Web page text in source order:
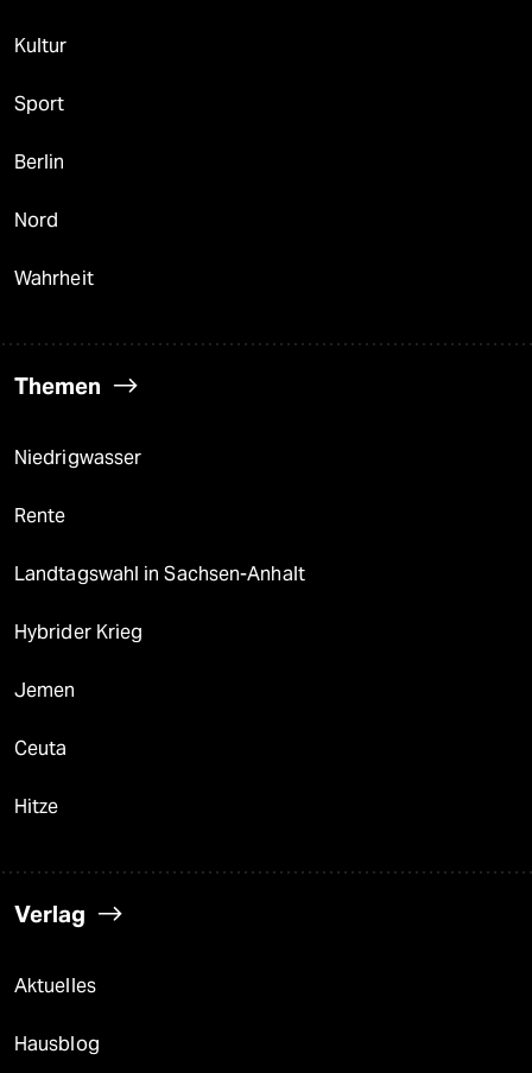
Kultur
Sport
Berlin
Nord
Wahrheit
Themen
Niedrigwasser
Rente
Landtagswahl in Sachsen-Anhalt
Hybrider Krieg
Jemen
Ceuta
Hitze
Verlag
Aktuelles
Hausblog